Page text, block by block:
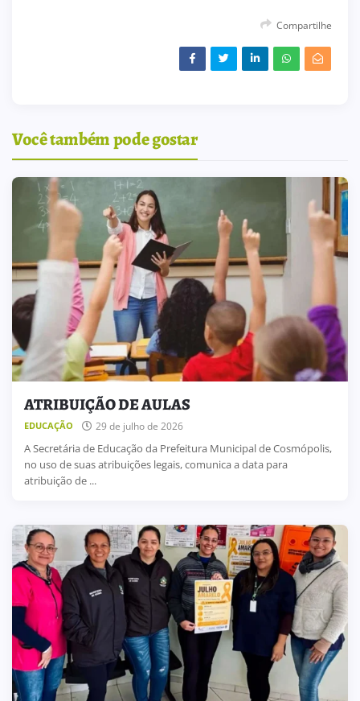
Compartilhe
Você também pode gostar
ATRIBUIÇÃO DE AULAS
EDUCAÇÃO 29 de julho de 2026
A Secretária de Educação da Prefeitura Municipal de Cosmópolis,
no uso de suas atribuições legais, comunica a data para
atribuição de ...